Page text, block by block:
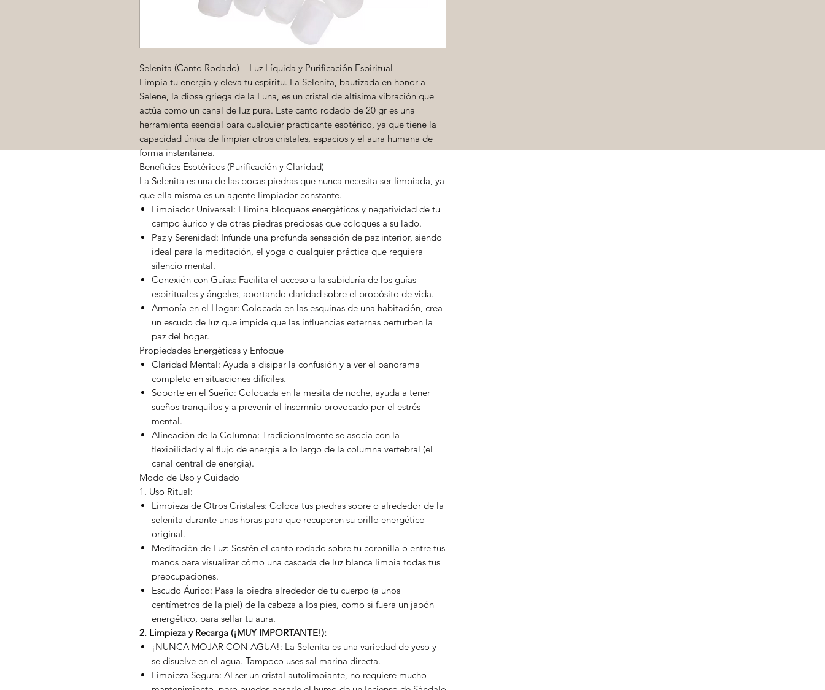
Selenita (Canto Rodado) – Luz Líquida y Purificación Espiritual
Limpia tu energía y eleva tu espíritu. La Selenita, bautizada en honor a
Selene, la diosa griega de la Luna, es un cristal de altísima vibración que
actúa como un canal de luz pura. Este canto rodado de 20 gr es una
herramienta esencial para cualquier practicante esotérico, ya que tiene la
capacidad única de limpiar otros cristales, espacios y el aura humana de
forma instantánea.
Beneficios Esotéricos (Purificación y Claridad)
La Selenita es una de las pocas piedras que nunca necesita ser limpiada, ya
que ella misma es un agente limpiador constante.
Limpiador Universal: Elimina bloqueos energéticos y negatividad de tu
campo áurico y de otras piedras preciosas que coloques a su lado.
Paz y Serenidad: Infunde una profunda sensación de paz interior, siendo
ideal para la meditación, el yoga o cualquier práctica que requiera
silencio mental.
Conexión con Guías: Facilita el acceso a la sabiduría de los guías
espirituales y ángeles, aportando claridad sobre el propósito de vida.
Armonía en el Hogar: Colocada en las esquinas de una habitación, crea
un escudo de luz que impide que las influencias externas perturben la
paz del hogar.
Propiedades Energéticas y Enfoque
Claridad Mental: Ayuda a disipar la confusión y a ver el panorama
completo en situaciones difíciles.
Soporte en el Sueño: Colocada en la mesita de noche, ayuda a tener
sueños tranquilos y a prevenir el insomnio provocado por el estrés
mental.
Alineación de la Columna: Tradicionalmente se asocia con la
flexibilidad y el flujo de energía a lo largo de la columna vertebral (el
canal central de energía).
Modo de Uso y Cuidado
1. Uso Ritual:
Limpieza de Otros Cristales: Coloca tus piedras sobre o alrededor de la
selenita durante unas horas para que recuperen su brillo energético
original.
Meditación de Luz: Sostén el canto rodado sobre tu coronilla o entre tus
manos para visualizar cómo una cascada de luz blanca limpia todas tus
preocupaciones.
Escudo Áurico: Pasa la piedra alrededor de tu cuerpo (a unos
centímetros de la piel) de la cabeza a los pies, como si fuera un jabón
energético, para sellar tu aura.
2. Limpieza y Recarga (¡MUY IMPORTANTE!):
¡NUNCA MOJAR CON AGUA!: La Selenita es una variedad de yeso y
se disuelve en el agua. Tampoco uses sal marina directa.
Limpieza Segura: Al ser un cristal autolimpiante, no requiere mucho